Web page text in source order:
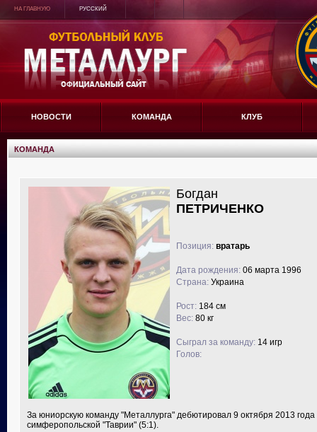
НА ГЛАВНУЮ РУССКИЙ
НОВОСТИ КОМАНДА КЛУБ
КОМАНДА
Богдан
ПЕТРИЧЕНКО
Позиция: вратарь
Дата рождения: 06 марта 1996
Страна: Украина
Рост: 184 см
Вес: 80 кг
Сыграл за команду: 14 игр
Голов:
За юниорскую команду "Металлурга" дебютировал 9 октября 2013
симферопольской "Таврии" (5:1).